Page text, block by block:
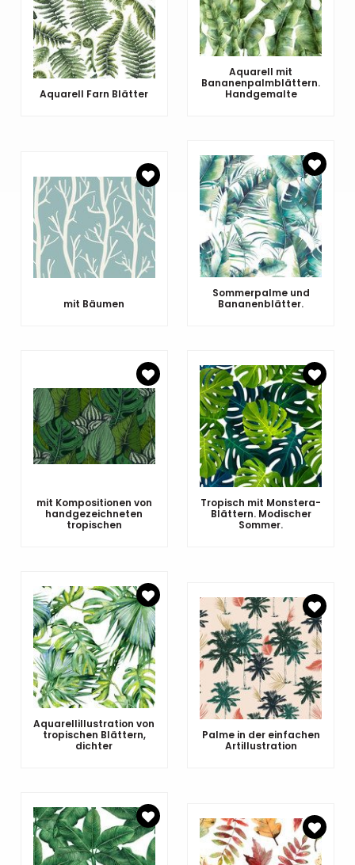
Aquarell Farn Blätter
Aquarell mit
Bananenpalmblättern.
Handgemalte
mit Bäumen
Sommerpalme und
Bananenblätter.
mit Kompositionen von
handgezeichneten
tropischen
Tropisch mit Monstera-
Blättern. Modischer
Sommer.
Aquarellillustration von
tropischen Blättern,
dichter
Palme in der einfachen
Artillustration